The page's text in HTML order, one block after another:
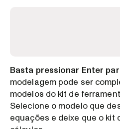
Basta pressionar Enter
modelagem pode ser
modelos do kit de
Selecione o modelo que
equações e deixe que o kit